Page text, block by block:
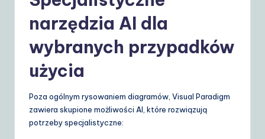
narzędzia AI dla
wybranych przypadków
użycia
Poza ogólnym rysowaniem diagramów, Visual Paradigm
zawiera skupione możliwości AI, które rozwiązują
potrzeby specjalistyczne: